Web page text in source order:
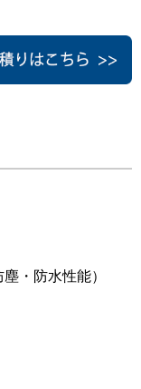
・防水性能）